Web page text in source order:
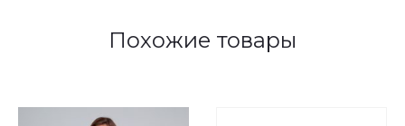
Похожие товары